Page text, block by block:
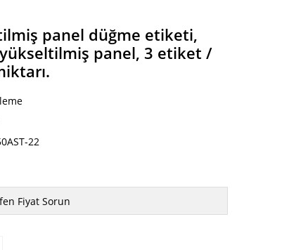
panel düğme etiketi,
panel, 3 etiket /
22
Fiyat Sorun